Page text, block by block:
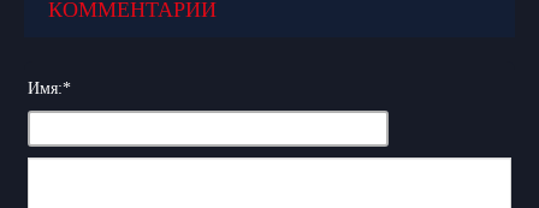
КОММЕНТАРИИ
Имя:*